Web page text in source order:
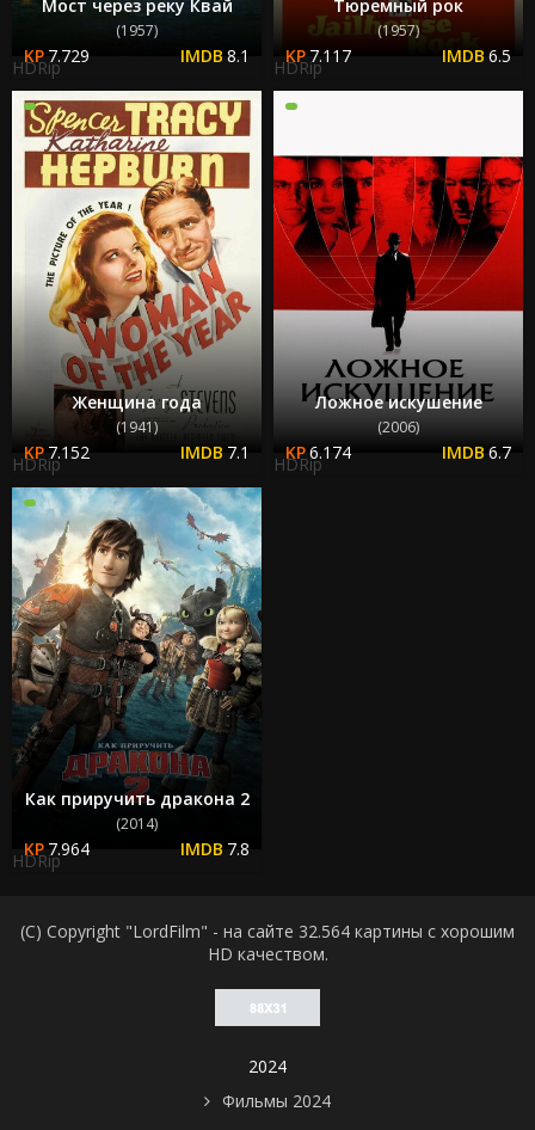
Мост через реку Квай
(1957)
7.729 8.1
HDRip
Тюремный рок
(1957)
7.117 6.5
HDRip
Женщина года
(1941)
7.152 7.1
HDRip
Ложное искушение
(2006)
6.174 6.7
HDRip
Как приручить дракона 2
(2014)
7.964 7.8
HDRip
(C) Copyright "LordFilm" - на сайте 32.564 картины с хорошим
HD качеством.
2024
Фильмы 2024